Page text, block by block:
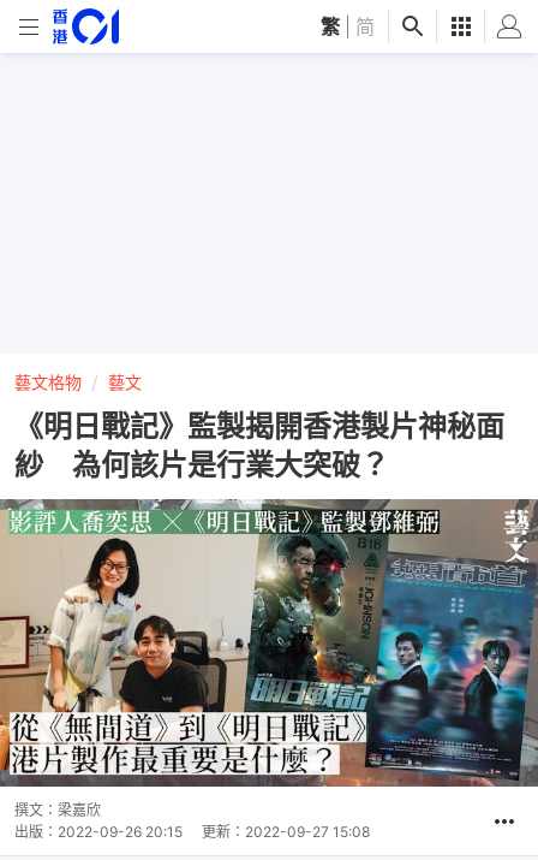
繁 简
藝文格物 藝文
《明日戰記》監製揭開香港製片神秘面
紗 為何該片是行業大突破？
撰文： 梁嘉欣
出版： 2022-09-26 20:15 更新： 2022-09-27 15:08